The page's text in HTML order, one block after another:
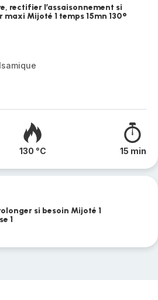
rectifier l’assaisonnement si
Mijoté 1 temps 15mn 130°
130 °C 15 min
si besoin Mijoté 1
1